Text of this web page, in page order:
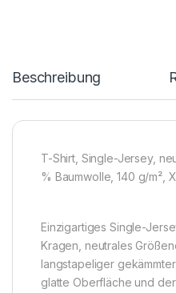
Beschreibung
T-Shirt, Single-Jersey,
% Baumwolle, 140 g/m²,
Einzigartiges Single-
Kragen, neutrales
langstapeliger
glatte Oberfläche und